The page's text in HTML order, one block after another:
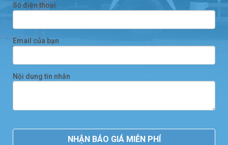
Số điện thoại
Email của bạn
Nội dung tin nhắn
NHẬN BÁO GIÁ MIỄN PHÍ